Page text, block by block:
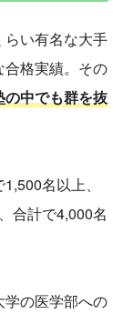
らい有名な大手
格実績。その
中でも群を抜
名以上、
合計で4,000名
学の医学部への